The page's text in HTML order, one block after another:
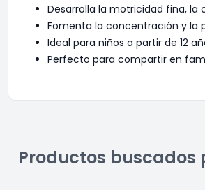
Desarrolla la motricidad fina, la
Fomenta la concentración y la
Ideal para niños a partir de 12
Perfecto para compartir en
Productos buscados